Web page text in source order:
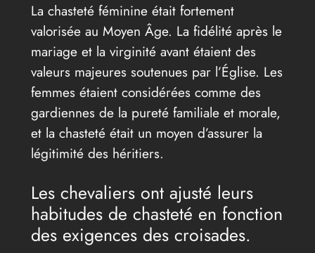
La chasteté féminine était fortement
valorisée au Moyen Âge. La fidélité après le
mariage et la virginité avant étaient des
valeurs majeures soutenues par l’Église. Les
femmes étaient considérées comme des
gardiennes de la pureté familiale et morale,
et la chasteté était un moyen d’assurer la
légitimité des héritiers.
Les chevaliers ont ajusté leurs
habitudes de chasteté en fonction
des exigences des croisades.